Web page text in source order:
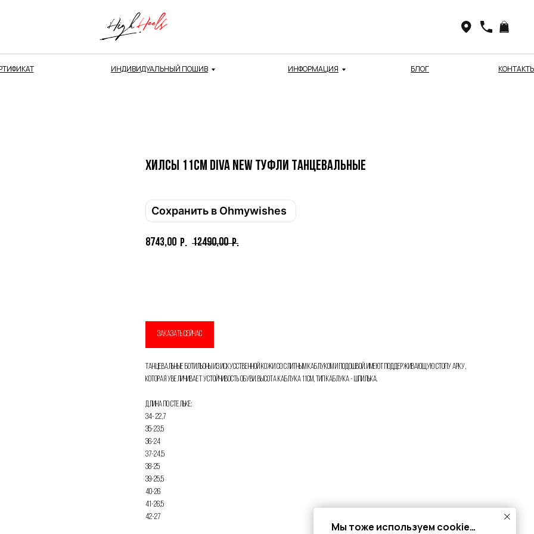
...и узнавай об акциях первой!
Отправить
Нажимая на кнопку, вы даете согласие на обработку своих
персональных данных согласно 152-ФЗ.
ИНДИВИДУАЛЬНЫЙ ПОШИВ ИНФОРМАЦИЯ БЛОГ
Мы тоже используем cookie…
Хилсы 11см DIVA New туфли танцевальные
Сохранить в Ohmywishes
8743,00 р. 12490,00 р.
ЗАКАЗАТЬ СЕЙЧАС
Танцевальные ботильоны из искусственной кожи со слитным каблуком и подошвой. Имеют поддерживающую стопу арку,
которая увеличивает устойчивость обуви. Высота каблука 11см, тип каблука - шпилька.
Длина по стельке:
34- 22,7
35-23,5
36-24
37-24,5
38-25
39-25,5
40-26
41-26,5
42-27